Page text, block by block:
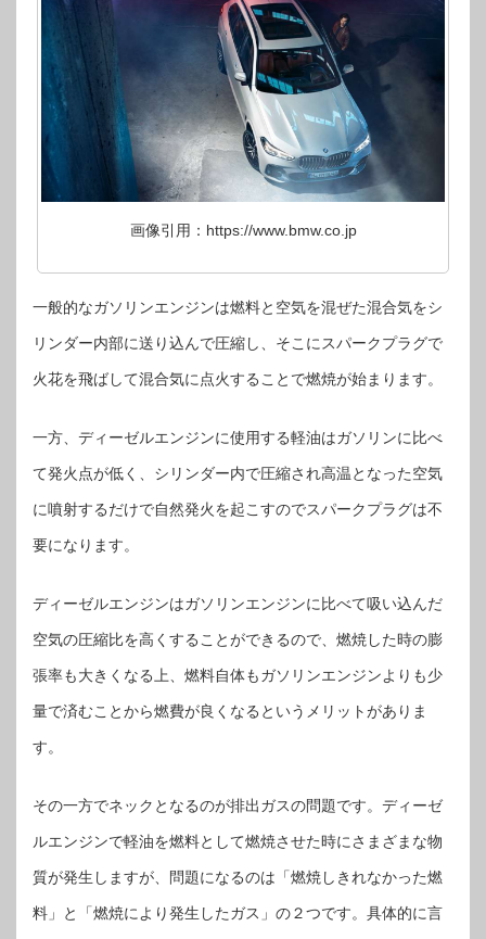
画像引用：https://www.bmw.co.jp
一般的なガソリンエンジンは燃料と空気を混ぜた混合気をシ
リンダー内部に送り込んで圧縮し、そこにスパークプラグで
火花を飛ばして混合気に点火することで燃焼が始まります。
一方、ディーゼルエンジンに使用する軽油はガソリンに比べ
て発火点が低く、シリンダー内で圧縮され高温となった空気
に噴射するだけで自然発火を起こすのでスパークプラグは不
要になります。
ディーゼルエンジンはガソリンエンジンに比べて吸い込んだ
空気の圧縮比を高くすることができるので、燃焼した時の膨
張率も大きくなる上、燃料自体もガソリンエンジンよりも少
量で済むことから燃費が良くなるというメリットがありま
す。
その一方でネックとなるのが排出ガスの問題です。ディーゼ
ルエンジンで軽油を燃料として燃焼させた時にさまざまな物
質が発生しますが、問題になるのは「燃焼しきれなかった燃
料」と「燃焼により発生したガス」の２つです。具体的に言